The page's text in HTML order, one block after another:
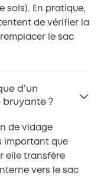
sols). En pratique,
de vérifier la
le sac
d'un
?
de vidage
important que
elle transfère
vers le sac